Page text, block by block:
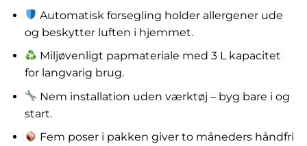
Automatisk forsegling holder allergener ude
og beskytter luften i hjemmet.
Miljøvenligt papmateriale med 3 L kapacitet
for langvarig brug.
Nem installation uden værktøj – byg bare i og
start.
Fem poser i pakken giver to måneders håndfri